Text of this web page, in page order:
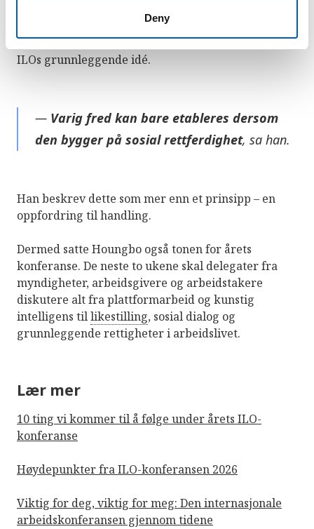
Deny
Ingen fred uten sosial rettferdighet
Mot slutten av talen vendte Houngbo tilbake til
ILOs grunnleggende idé.
— Varig fred kan bare etableres dersom
den bygger på sosial rettferdighet, sa han.
Han beskrev dette som mer enn et prinsipp – en
oppfordring til handling.
Dermed satte Houngbo også tonen for årets
konferanse. De neste to ukene skal delegater fra
myndigheter, arbeidsgivere og arbeidstakere
diskutere alt fra plattformarbeid og kunstig
intelligens tillikestilling, sosial dialog og
grunnleggende rettigheter i arbeidslivet.
Lær mer
10 ting vi kommer til å følge under årets ILO-
konferanse
Høydepunkter fra ILO-konferansen 2026
Viktig for deg, viktig for meg: Den internasjonale
arbeidskonferansen gjennom tidene